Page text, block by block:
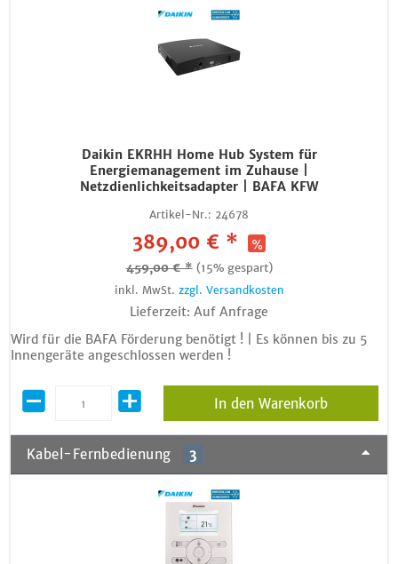
Daikin EKRHH Home Hub System für
Energiemanagement im Zuhause |
Netzdienlichkeitsadapter | BAFA KFW
Artikel-Nr.: 24678
389,00 € *
459,00 € * (15% gespart)
inkl. MwSt. zzgl. Versandkosten
Lieferzeit: Auf Anfrage
Wird für die BAFA Förderung benötigt ! | Es können bis zu 5
Innengeräte angeschlossen werden !
In den Warenkorb
Kabel-Fernbedienung 3